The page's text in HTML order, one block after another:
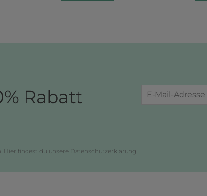
Rabatt
Hier findest du unsere Datenschutzerklärung.